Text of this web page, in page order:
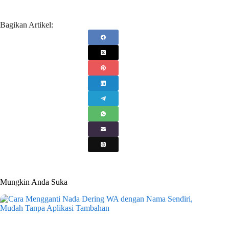
Bagikan Artikel:
Mungkin Anda Suka